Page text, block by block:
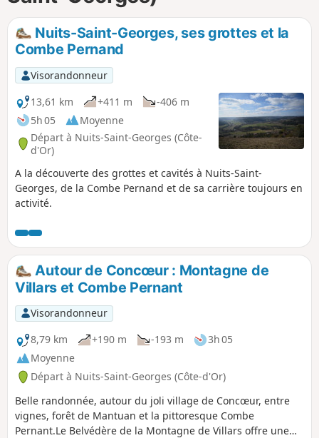
Nuits-Saint-Georges, ses grottes et la
Combe Pernand
Visorandonneur
13,61 km
+411 m
-406 m
5h 05
Moyenne
Départ à Nuits-Saint-Georges (Côte-
d'Or)
A la découverte des grottes et cavités à Nuits-Saint-
Georges, de la Combe Pernand et de sa carrière toujours en
activité.
Autour de Concœur : Montagne de
Villars et Combe Pernant
Visorandonneur
8,79 km
+190 m -193 m
3h 05
Moyenne
Départ à Nuits-Saint-Georges (Côte-d'Or)
Belle randonnée, autour du joli village de Concœur, entre
vignes, forêt de Mantuan et la pittoresque Combe
Pernant.Le Belvédère de la Montagne de Villars offre une